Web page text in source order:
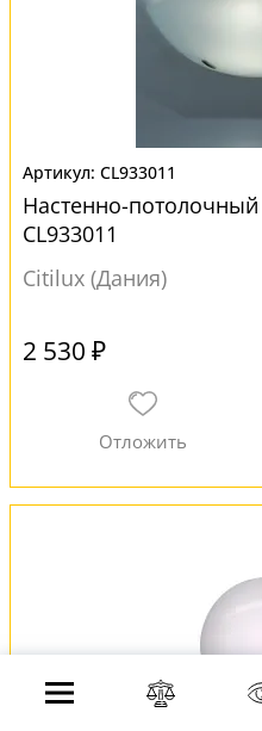
CL933011
Настенно-потолочный
CL933011
Citilux (Дания)
2 530 ₽